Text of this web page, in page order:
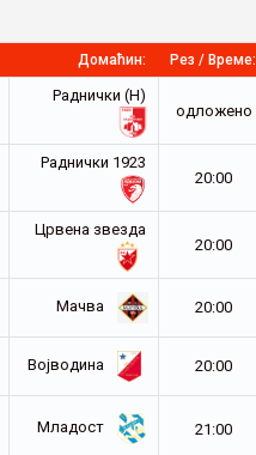
Домаћин: Рез / Време:
Раднички (Н)
oдложено
Раднички 1923
20:00
Црвена звезда
20:00
Мачва 20:00
Војводина 20:00
Младост
21:00